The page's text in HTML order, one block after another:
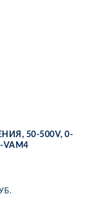
50-500V, 0-